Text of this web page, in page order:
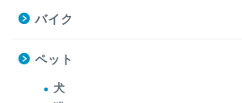
バイク
ペット
犬